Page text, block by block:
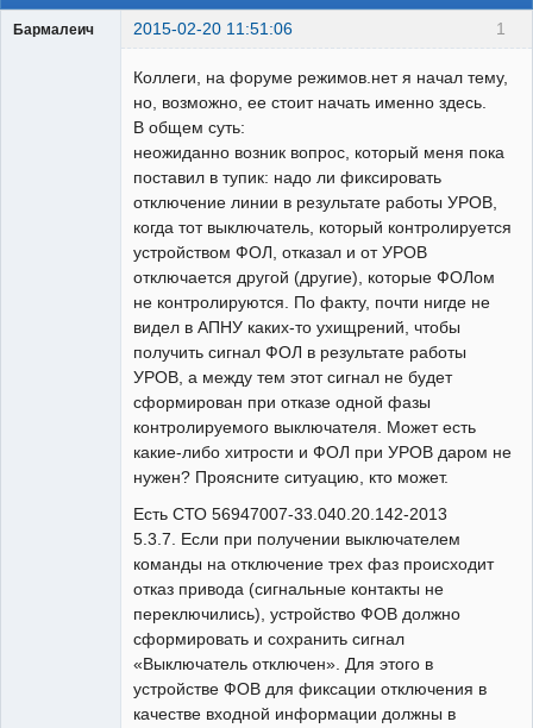
1
Бармалеич 2015-02-20 11:51:06
Коллеги, на форуме режимов.нет я начал тему,
но, возможно, ее стоит начать именно здесь.
В общем суть:
неожиданно возник вопрос, который меня пока
поставил в тупик: надо ли фиксировать
отключение линии в результате работы УРОВ,
когда тот выключатель, который контролируется
устройством ФОЛ, отказал и от УРОВ
отключается другой (другие), которые ФОЛом
не контролируются. По факту, почти нигде не
видел в АПНУ каких-то ухищрений, чтобы
получить сигнал ФОЛ в результате работы
УРОВ, а между тем этот сигнал не будет
сформирован при отказе одной фазы
контролируемого выключателя. Может есть
какие-либо хитрости и ФОЛ при УРОВ даром не
нужен? Проясните ситуацию, кто может.
Есть СТО 56947007-33.040.20.142-2013
5.3.7. Если при получении выключателем
команды на отключение трех фаз происходит
отказ привода (сигнальные контакты не
переключились), устройство ФОВ должно
сформировать и сохранить сигнал
«Выключатель отключен». Для этого в
устройстве ФОВ для фиксации отключения в
качестве входной информации должны в